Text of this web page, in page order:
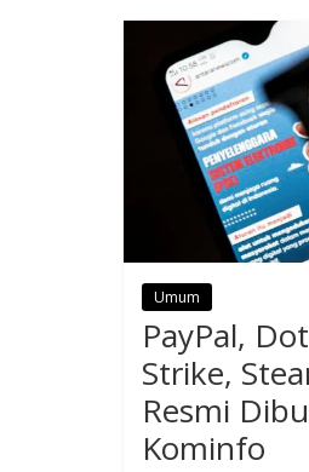
Umum
PayPal,
Strike,
Resmi
Kominfo